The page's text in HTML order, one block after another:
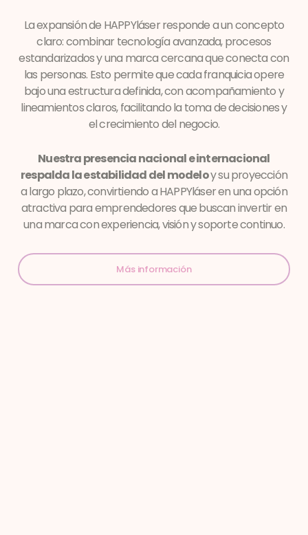
La expansión de HAPPYláser responde a un concepto
claro: combinar tecnología avanzada, procesos
estandarizados y una marca cercana que conecta con
las personas. Esto permite que cada franquicia opere
bajo una estructura definida, con acompañamiento y
lineamientos claros, facilitando la toma de decisiones y
el crecimiento del negocio.
Nuestra presencia nacional e internacional
respalda la estabilidad del modeloy su proyección
a largo plazo, convirtiendo a HAPPYláser en una opción
atractiva para emprendedores que buscan invertir en
una marca con experiencia, visión y soporte continuo.
Más información